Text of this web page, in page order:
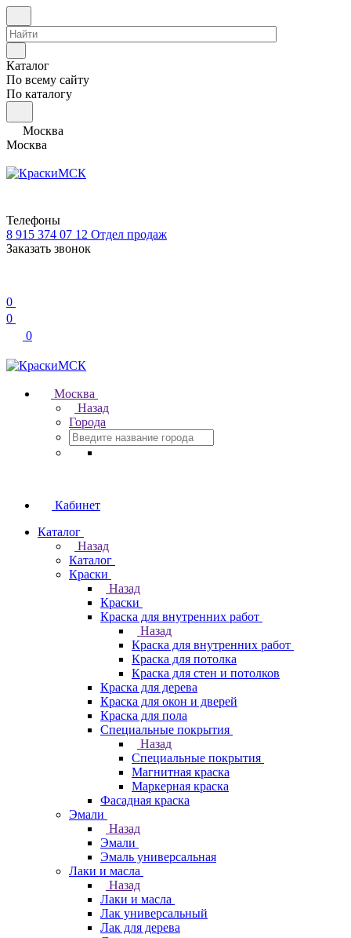
Каталог
По всему сайту
По каталогу
Москва
Москва
Телефоны
8 915 374 07 12 Отдел продаж
Заказать звонок
0
0
0
Москва
Назад
Города
Кабинет
Каталог
Назад
Каталог
Краски
Назад
Краски
Краска для внутренних работ
Назад
Краска для внутренних работ
Краска для потолка
Краска для стен и потолков
Краска для дерева
Краска для окон и дверей
Краска для пола
Специальные покрытия
Назад
Специальные покрытия
Магнитная краска
Маркерная краска
Фасадная краска
Эмали
Назад
Эмали
Эмаль универсальная
Лаки и масла
Назад
Лаки и масла
Лак универсальный
Лак для дерева